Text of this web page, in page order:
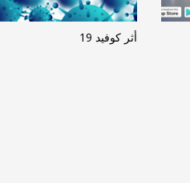
أثر كوفيد 19